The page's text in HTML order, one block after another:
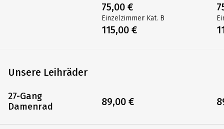
Unsere Leihräder
27-Gang
Damenrad
75,00 €
Einzelzimmer Kat. B
115,00 €
89,00 €